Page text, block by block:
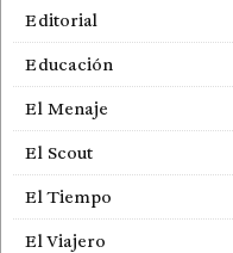
Editorial
Educación
El Menaje
El Scout
El Tiempo
El Viajero